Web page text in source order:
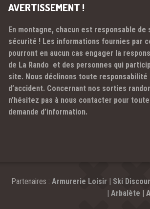
AVERTISSEMENT !
En montagne, chacun est responsable de
sécurité ! Les informations fournies par
pourront en aucun cas engager la
de La Rando et des personnes qui
site. Nous déclinons toute responsabilité
d’accident. Concernant nos sorties
n’hésitez pas à nous contacter pour toute
demande d’information.
Partenaires : Armurerie Loisir
Ski
Arbalète